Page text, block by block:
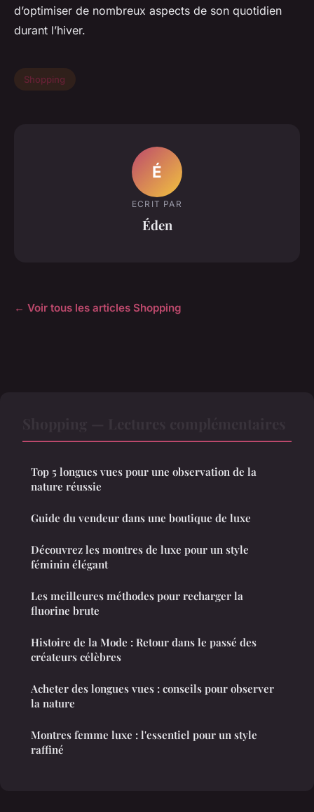
d’optimiser de nombreux aspects de son quotidien
durant l’hiver.
Shopping
É
ECRIT PAR
Éden
← Voir tous les articles Shopping
Top 5 longues vues pour une observation de la
nature réussie
Guide du vendeur dans une boutique de luxe
Découvrez les montres de luxe pour un style
féminin élégant
Les meilleures méthodes pour recharger la
fluorine brute
Histoire de la Mode : Retour dans le passé des
créateurs célèbres
Acheter des longues vues : conseils pour observer
la nature
Montres femme luxe : l'essentiel pour un style
raffiné